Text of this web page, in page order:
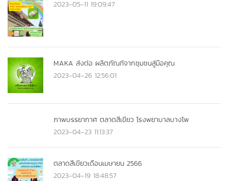
2023-05-11 19:09:47
MAKA ส่งต่อ ผลิตภัณฑ์จากชุมชนสู่มือคุณ
2023-04-26 12:56:01
ภาพบรรยากาศ ตลาดสีเขียว โรงพยาบาลบางโพ
2023-04-23 11:13:37
ตลาดสีเขียวเดือนเมษายน 2566
2023-04-19 18:48:57